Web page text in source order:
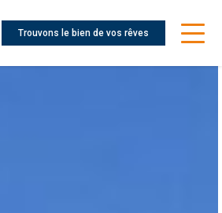
Trouvons le bien de vos rêves